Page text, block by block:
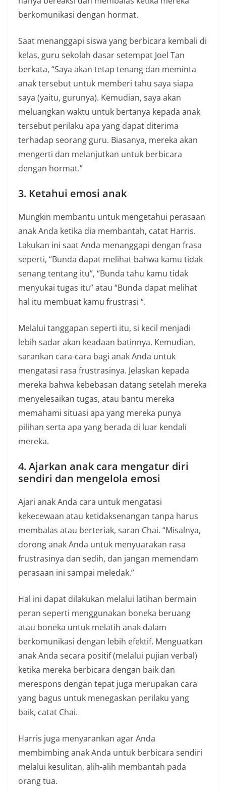
berkomunikasi dengan hormat.
Saat menanggapi siswa yang berbicara kembali di
kelas, guru sekolah dasar setempat Joel Tan
berkata, “Saya akan tetap tenang dan meminta
anak tersebut untuk memberi tahu saya siapa
saya (yaitu, gurunya). Kemudian, saya akan
meluangkan waktu untuk bertanya kepada anak
tersebut perilaku apa yang dapat diterima
terhadap seorang guru. Biasanya, mereka akan
mengerti dan melanjutkan untuk berbicara
dengan hormat.”
3. Ketahui emosi anak
Mungkin membantu untuk mengetahui perasaan
anak Anda ketika dia membantah, catat Harris.
Lakukan ini saat Anda menanggapi dengan frasa
seperti, “Bunda dapat melihat bahwa kamu tidak
senang tentang itu”, “Bunda tahu kamu tidak
menyukai tugas itu” atau “Bunda dapat melihat
hal itu membuat kamu frustrasi “.
Melalui tanggapan seperti itu, si kecil menjadi
lebih sadar akan keadaan batinnya. Kemudian,
sarankan cara-cara bagi anak Anda untuk
mengatasi rasa frustrasinya. Jelaskan kepada
mereka bahwa kebebasan datang setelah mereka
menyelesaikan tugas, atau bantu mereka
memahami situasi apa yang mereka punya
pilihan serta apa yang berada di luar kendali
mereka.
4. Ajarkan anak cara mengatur diri
sendiri dan mengelola emosi
Ajari anak Anda cara untuk mengatasi
kekecewaan atau ketidaksenangan tanpa harus
membalas atau berteriak, saran Chai. “Misalnya,
dorong anak Anda untuk menyuarakan rasa
frustrasinya dan sedih, dan jangan memendam
perasaan ini sampai meledak.”
Hal ini dapat dilakukan melalui latihan bermain
peran seperti menggunakan boneka beruang
atau boneka untuk melatih anak dalam
berkomunikasi dengan lebih efektif. Menguatkan
anak Anda secara positif (melalui pujian verbal)
ketika mereka berbicara dengan baik dan
merespons dengan tepat juga merupakan cara
yang bagus untuk menegaskan perilaku yang
baik, catat Chai.
Harris juga menyarankan agar Anda
membimbing anak Anda untuk berbicara sendiri
melalui kesulitan, alih-alih membantah pada
orang tua.